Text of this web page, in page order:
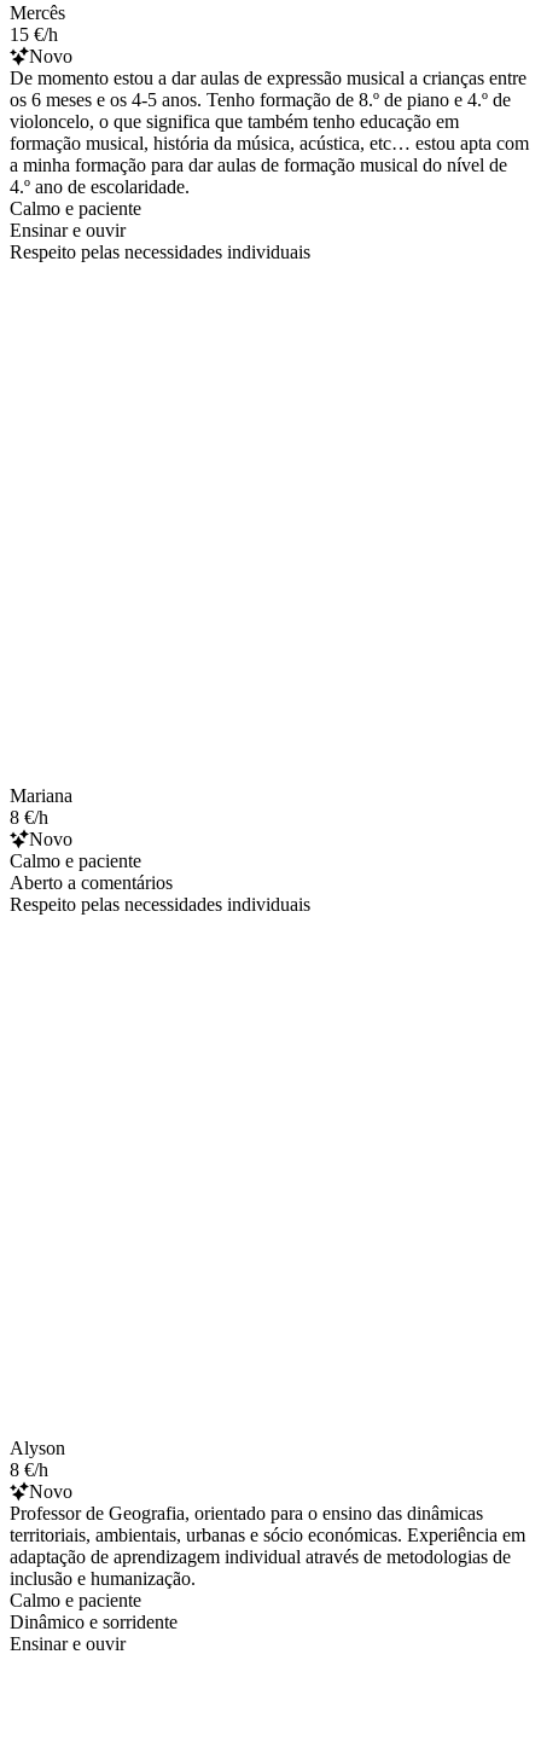
Mercês
15 €/h
Novo
De momento estou a dar aulas de expressão musical a crianças entre
os 6 meses e os 4-5 anos. Tenho formação de 8.º de piano e 4.º de
violoncelo, o que significa que também tenho educação em
formação musical, história da música, acústica, etc… estou apta com
a minha formação para dar aulas de formação musical do nível de
4.º ano de escolaridade.
Calmo e paciente
Ensinar e ouvir
Respeito pelas necessidades individuais
Mariana
8 €/h
Novo
Calmo e paciente
Aberto a comentários
Respeito pelas necessidades individuais
Alyson
8 €/h
Novo
Professor de Geografia, orientado para o ensino das dinâmicas
territoriais, ambientais, urbanas e sócio económicas. Experiência em
adaptação de aprendizagem individual através de metodologias de
inclusão e humanização.
Calmo e paciente
Dinâmico e sorridente
Ensinar e ouvir